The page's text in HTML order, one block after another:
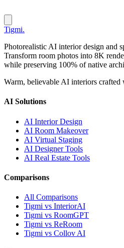
Tigmi.
Photorealistic AI interior design and
Transform room photos into 8K
while preserving 100% of native
Warm, believable AI interiors crafted
AI Solutions
AI Interior Design
AI Room Makeover
AI Virtual Staging
AI Designer Tools
AI Real Estate Tools
Comparisons
All Comparisons
Tigmi vs InteriorAI
Tigmi vs RoomGPT
Tigmi vs ReRoom
Tigmi vs Collov AI